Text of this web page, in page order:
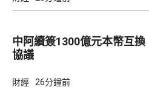
中阿續簽1300億元本幣互換
協議
財經 26分鐘前